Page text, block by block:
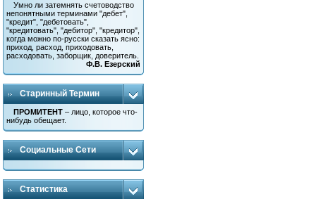
Умно ли затемнять счетоводство
непонятными терминами "дебет",
"кредит", "дебетовать",
"кредитовать", "дебитор", "кредитор",
когда можно по-русски сказать ясно:
приход, расход, приходовать,
расходовать, заборщик, доверитель.
Ф.В. Езерский
Старинный Термин
ПРОМИТЕНТ – лицо, которое что-
нибудь обещает.
Социальные Сети
Статистика